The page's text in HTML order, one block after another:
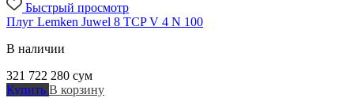
Быстрый просмотр
Плуг Lemken Juwel 8 TCP V 4 N 100
В наличии
321 722 280 сум
Купить В корзину